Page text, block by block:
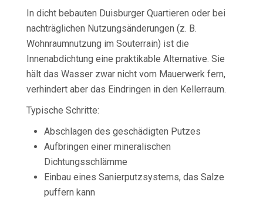
In dicht bebauten Duisburger Quartieren oder bei
nachträglichen Nutzungsänderungen (z. B.
Wohnraumnutzung im Souterrain) ist die
Innenabdichtung eine praktikable Alternative. Sie
hält das Wasser zwar nicht vom Mauerwerk fern,
verhindert aber das Eindringen in den Kellerraum.
Typische Schritte:
Abschlagen des geschädigten Putzes
Aufbringen einer mineralischen
Dichtungsschlämme
Einbau eines Sanierputzsystems, das Salze
puffern kann